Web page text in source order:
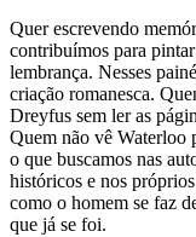
Quer escrevendo
contribuímos para
lembrança. Nesses
criação romanesca.
Dreyfus sem ler as
Quem não vê Waterloo
o que buscamos nas
históricos e nos
como o homem se faz
que já se foi.